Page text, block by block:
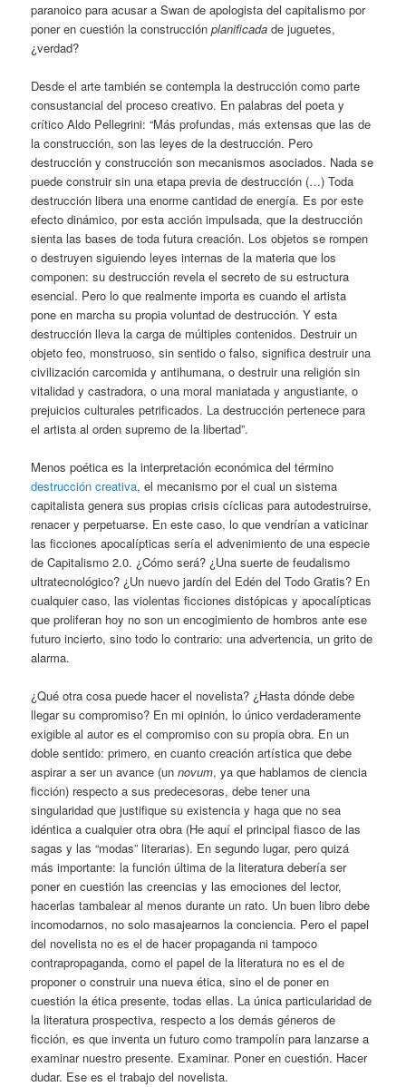
paranoico para acusar a Swan de apologista del capitalismo por
poner en cuestión la construcciónplanificada de juguetes,
¿verdad?
Desde el arte también se contempla la destrucción como parte
consustancial del proceso creativo. En palabras del poeta y
crítico Aldo Pellegrini: “Más profundas, más extensas que las de
la construcción, son las leyes de la destrucción. Pero
destrucción y construcción son mecanismos asociados. Nada se
puede construir sin una etapa previa de destrucción (…) Toda
destrucción libera una enorme cantidad de energía. Es por este
efecto dinámico, por esta acción impulsada, que la destrucción
sienta las bases de toda futura creación. Los objetos se rompen
o destruyen siguiendo leyes internas de la materia que los
componen: su destrucción revela el secreto de su estructura
esencial. Pero lo que realmente importa es cuando el artista
pone en marcha su propia voluntad de destrucción. Y esta
destrucción lleva la carga de múltiples contenidos. Destruir un
objeto feo, monstruoso, sin sentido o falso, significa destruir una
civilización carcomida y antihumana, o destruir una religión sin
vitalidad y castradora, o una moral maniatada y angustiante, o
prejuicios culturales petrificados. La destrucción pertenece para
el artista al orden supremo de la libertad”.
Menos poética es la interpretación económica del término
destrucción creativa, el mecanismo por el cual un sistema
capitalista genera sus propias crisis cíclicas para autodestruirse,
renacer y perpetuarse. En este caso, lo que vendrían a vaticinar
las ficciones apocalípticas sería el advenimiento de una especie
de Capitalismo 2.0. ¿Cómo será? ¿Una suerte de feudalismo
ultratecnológico? ¿Un nuevo jardín del Edén del Todo Gratis? En
cualquier caso, las violentas ficciones distópicas y apocalípticas
que proliferan hoy no son un encogimiento de hombros ante ese
futuro incierto, sino todo lo contrario: una advertencia, un grito de
alarma.
¿Qué otra cosa puede hacer el novelista? ¿Hasta dónde debe
llegar su compromiso? En mi opinión, lo único verdaderamente
exigible al autor es el compromiso con su propia obra. En un
doble sentido: primero, en cuanto creación artística que debe
aspirar a ser un avance (unnovum, ya que hablamos de ciencia
ficción) respecto a sus predecesoras, debe tener una
singularidad que justifique su existencia y haga que no sea
idéntica a cualquier otra obra (He aquí el principal fiasco de las
sagas y las “modas” literarias). En segundo lugar, pero quizá
más importante: la función última de la literatura debería ser
poner en cuestión las creencias y las emociones del lector,
hacerlas tambalear al menos durante un rato. Un buen libro debe
incomodarnos, no solo masajearnos la conciencia. Pero el papel
del novelista no es el de hacer propaganda ni tampoco
contrapropaganda, como el papel de la literatura no es el de
proponer o construir una nueva ética, sino el de poner en
cuestión la ética presente, todas ellas. La única particularidad de
la literatura prospectiva, respecto a los demás géneros de
ficción, es que inventa un futuro como trampolín para lanzarse a
examinar nuestro presente. Examinar. Poner en cuestión. Hacer
dudar. Ese es el trabajo del novelista.